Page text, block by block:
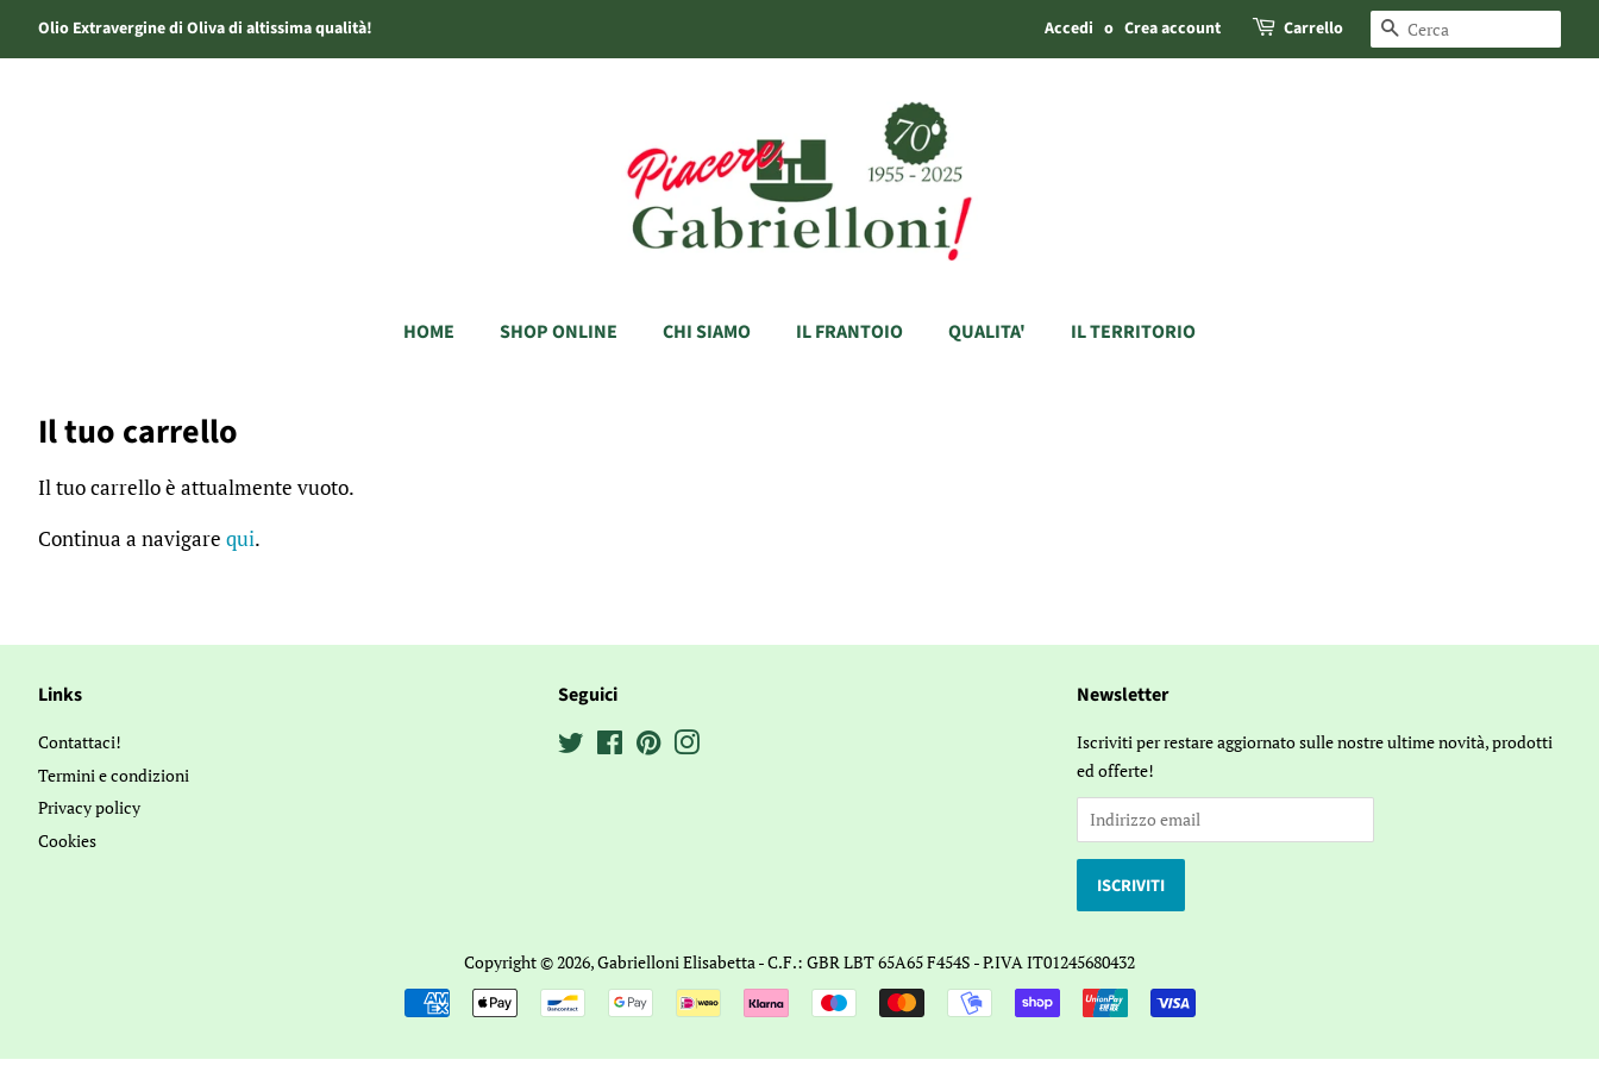
Olio Extravergine di Oliva di altissima qualità! Accedi o Crea account Carrello CERCA
HOME SHOP ONLINE CHI SIAMO IL FRANTOIO QUALITA' IL TERRITORIO
Il tuo carrello
Il tuo carrello è attualmente vuoto.
Continua a navigare qui.
Links
Contattaci!
Termini e condizioni
Privacy policy
Cookies
Seguici
TwitterFacebook
PinterestInstagram
Newsletter
Iscriviti per restare aggiornato sulle nostre ultime novità, prodotti
ed offerte!
Copyright © 2026,Gabrielloni Elisabetta- C.F.: GBR LBT 65A65 F454S - P.IVA IT01245680432
Modalità